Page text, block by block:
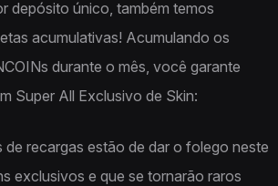
depósito único, também temos
acumulativas! Acumulando os
durante o mês, você garante
Super All Exclusivo de Skin:
de recargas estão de dar o folego neste
exclusivos e que se tornarão raros